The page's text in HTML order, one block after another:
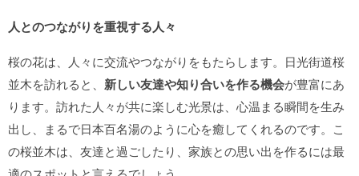
人とのつながりを重視する人々
桜の花は、人々に交流やつながりをもたらします。日光街道桜
並木を訪れると、 新しい友達や知り合いを作る機会が豊富にあ
ります。訪れた人々が共に楽しむ光景は、心温まる瞬間を生み
出し、まるで日本百名湯のように心を癒してくれるのです。こ
の桜並木は、友達と過ごしたり、家族との思い出を作るには最